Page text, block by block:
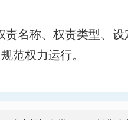
名称、权责类型、
范权力运行。